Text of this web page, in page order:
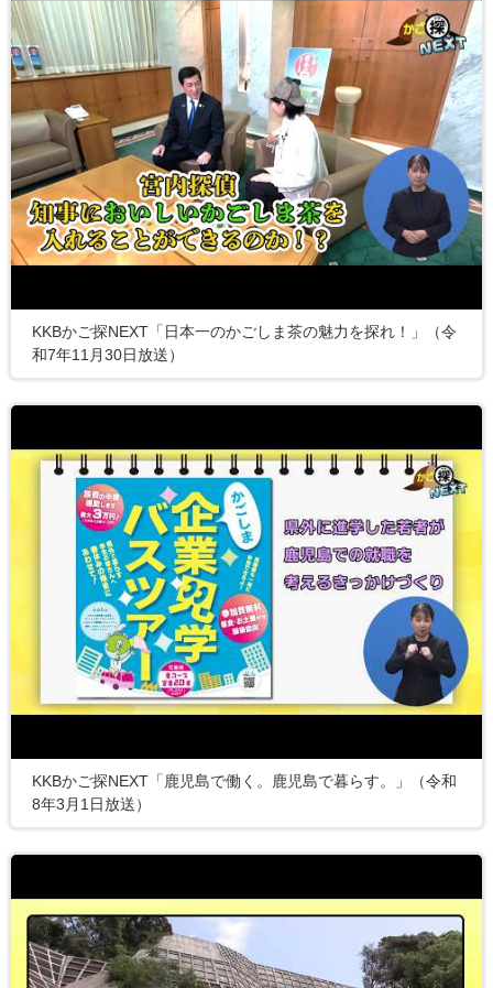
KKBかご探NEXT「日本一のかごしま茶の魅力を探れ！」（令
和7年11月30日放送）
KKBかご探NEXT「鹿児島で働く。鹿児島で暮らす。」（令和
8年3月1日放送）